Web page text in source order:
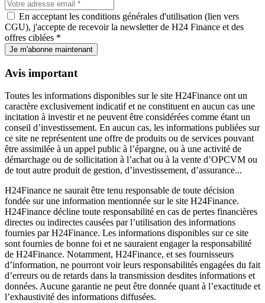
En acceptant les conditions générales d'utilisation (lien vers
CGU), j'accepte de recevoir la newsletter de H24 Finance et des
offres ciblées *
Je m'abonne maintenant
Avis important
Toutes les informations disponibles sur le site H24Finance ont un
caractère exclusivement indicatif et ne constituent en aucun cas une
incitation à investir et ne peuvent être considérées comme étant un
conseil d’investissement. En aucun cas, les informations publiées sur
ce site ne représentent une offre de produits ou de services pouvant
être assimilée à un appel public à l’épargne, ou à une activité de
démarchage ou de sollicitation à l’achat ou à la vente d’OPCVM ou
de tout autre produit de gestion, d’investissement, d’assurance...
H24Finance ne saurait être tenu responsable de toute décision
fondée sur une information mentionnée sur le site H24Finance.
H24Finance décline toute responsabilité en cas de pertes financières
directes ou indirectes causées par l’utilisation des informations
fournies par H24Finance. Les informations disponibles sur ce site
sont fournies de bonne foi et ne sauraient engager la responsabilité
de H24Finance. Notamment, H24Finance, et ses fournisseurs
d’information, ne pourront voir leurs responsabilités engagées du fait
d’erreurs ou de retards dans la transmission desdites informations et
données. Aucune garantie ne peut être donnée quant à l’exactitude et
l’exhaustivité des informations diffusées.